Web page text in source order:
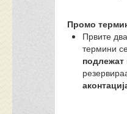
Промо
Првите
термини
подлежат